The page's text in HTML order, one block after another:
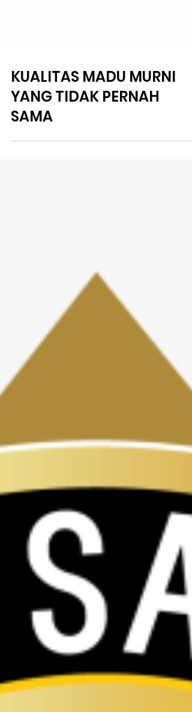
KUALITAS MADU MURNI
YANG TIDAK PERNAH
SAMA